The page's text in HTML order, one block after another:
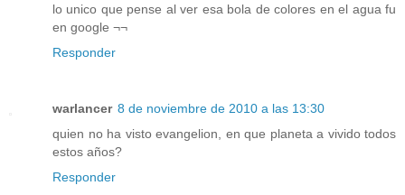
lo unico que pense al ver esa bola de colores en el agua fu
en google ¬¬
Responder
warlancer 8 de noviembre de 2010 a las 13:30
quien no ha visto evangelion, en que planeta a vivido todos
estos años?
Responder